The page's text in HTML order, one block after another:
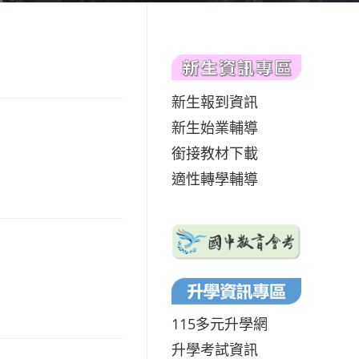
新生報到資訊
新生始業輔導
銜接教材下載
適性轉學輔導
115多元升學網
升學考試資訊